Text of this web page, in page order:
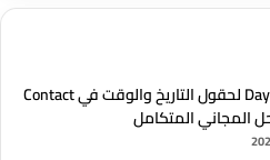
إضافة DayPick لحقول التاريخ والوقت في Contact